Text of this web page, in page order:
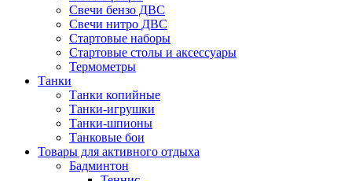
Свечи бензо ДВС
Свечи нитро ДВС
Стартовые наборы
Стартовые столы и аксессуары
Термометры
Танки
Танки копийные
Танки-игрушки
Танки-шпионы
Танковые бои
Товары для активного отдыха
Бадминтон